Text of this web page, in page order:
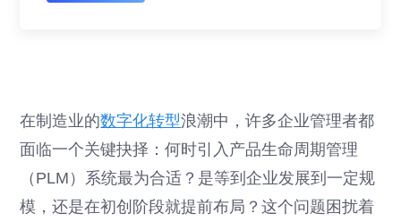
在制造业的数字化转型浪潮中，许多企业管理者都
面临一个关键抉择：何时引入产品生命周期管理
（PLM）系统最为合适？是等到企业发展到一定规
模，还是在初创阶段就提前布局？这个问题困扰着